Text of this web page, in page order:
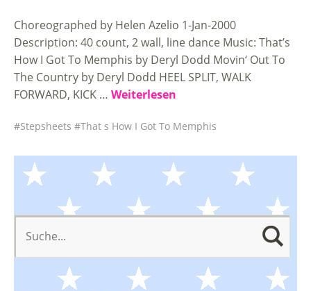
Choreographed by Helen Azelio 1-Jan-2000
Description: 40 count, 2 wall, line dance Music: That’s
How I Got To Memphis by Deryl Dodd Movin‘ Out To
The Country by Deryl Dodd HEEL SPLIT, WALK
FORWARD, KICK … Weiterlesen
Stepsheets That s How I Got To Memphis